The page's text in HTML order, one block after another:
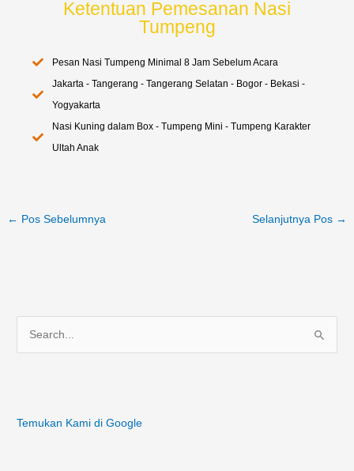
Ketentuan Pemesanan Nasi
Tumpeng
Pesan Nasi Tumpeng Minimal 8 Jam Sebelum Acara
Jakarta - Tangerang - Tangerang Selatan - Bogor - Bekasi -
Yogyakarta
Nasi Kuning dalam Box - Tumpeng Mini - Tumpeng Karakter
Ultah Anak
← Pos Sebelumnya Selanjutnya Pos →
u
Temukan Kami di Google